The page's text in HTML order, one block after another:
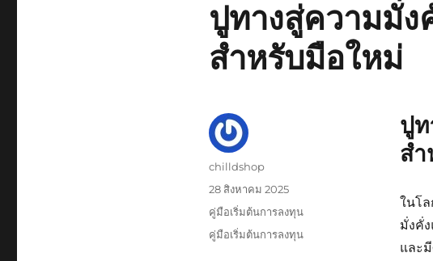
ปูทางสู่ความมั่
สำหรับมือใหม่
ปู
ส
ในโ
มั่งคั่
และ
ผู้
เขียน
chilldshop
เขียน
เมื่อ
28 สิงหาคม 2025
หมวด
หมู่
คู่มือเริ่มต้นการลงทุน
ป้าย
คู่มือเริ่มต้นการลงทุน